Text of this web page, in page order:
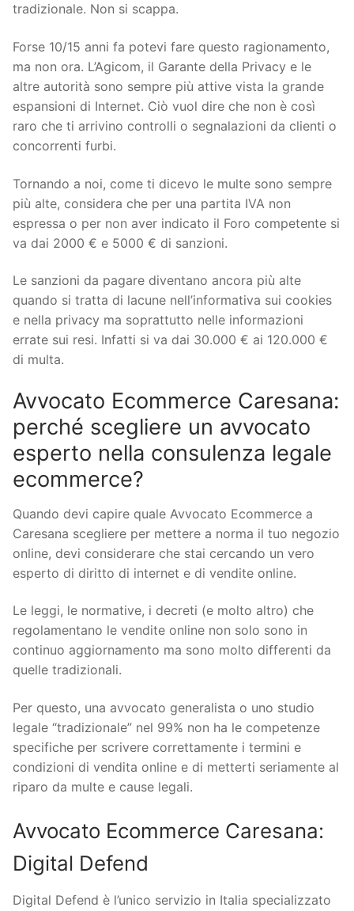
tradizionale. Non si scappa.
Forse 10/15 anni fa potevi fare questo ragionamento,
ma non ora. L’Agicom, il Garante della Privacy e le
altre autorità sono sempre più attive vista la grande
espansioni di Internet. Ciò vuol dire che non è così
raro che ti arrivino controlli o segnalazioni da clienti o
concorrenti furbi.
Tornando a noi, come ti dicevo le multe sono sempre
più alte, considera che per una partita IVA non
espressa o per non aver indicato il Foro competente si
va dai 2000 € e 5000 € di sanzioni.
Le sanzioni da pagare diventano ancora più alte
quando si tratta di lacune nell’informativa sui cookies
e nella privacy ma soprattutto nelle informazioni
errate sui resi. Infatti si va dai 30.000 € ai 120.000 €
di multa.
Avvocato Ecommerce Caresana:
perché scegliere un avvocato
esperto nella consulenza legale
ecommerce?
Quando devi capire quale Avvocato Ecommerce a
Caresana scegliere per mettere a norma il tuo negozio
online, devi considerare che stai cercando un vero
esperto di diritto di internet e di vendite online.
Le leggi, le normative, i decreti (e molto altro) che
regolamentano le vendite online non solo sono in
continuo aggiornamento ma sono molto differenti da
quelle tradizionali.
Per questo, una avvocato generalista o uno studio
legale “tradizionale” nel 99% non ha le competenze
specifiche per scrivere correttamente i termini e
condizioni di vendita online e di metterti seriamente al
riparo da multe e cause legali.
Avvocato Ecommerce Caresana:
Digital Defend
Digital Defend è l’unico servizio in Italia specializzato